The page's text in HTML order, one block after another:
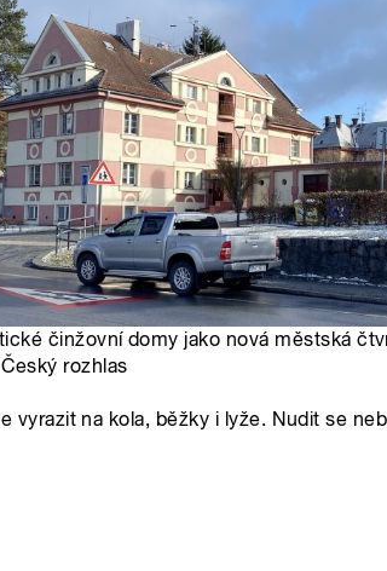
činžovní domy jako nová městská
rozhlas
vyrazit na kola, běžky i lyže. Nudit se